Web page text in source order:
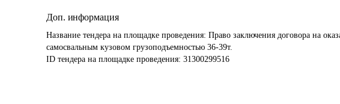
Доп. информация
Название тендера на площадке проведения: Право заключения договора на
самосвальным кузовом грузоподъемностью 36-39т.
ID тендера на площадке проведения: 31300299516